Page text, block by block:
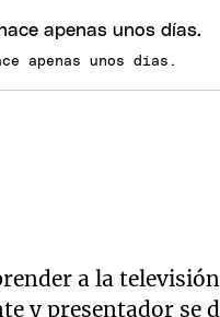
apenas unos días.
a la
y presentador se